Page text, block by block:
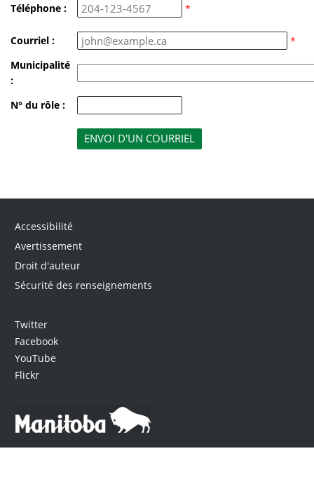
Téléphone : *
Courriel :
*
Municipalité
:
N° du rôle :
Accessibilité
Avertissement
Droit d'auteur
Sécurité des renseignements
Twitter
Facebook
YouTube
Flickr